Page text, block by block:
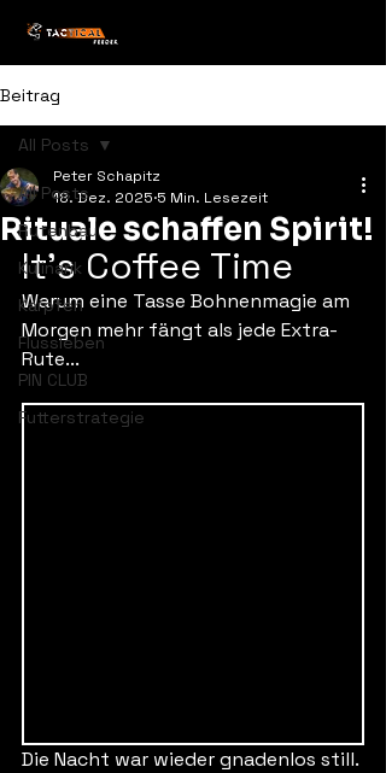
Beitrag
All Posts
Rutenbau
Kulinarik
Karpfen
Flussleben
PIN CLUB
Futterstrategie
All Posts
Rituale schaffen Spirit!
Peter Schapitz
18. Dez. 2025 5 Min. Lesezeit
It’s Coffee Time
Warum eine Tasse Bohnenmagie am
Morgen mehr fängt als jede Extra-
Rute...
Die Nacht war wieder gnadenlos still.